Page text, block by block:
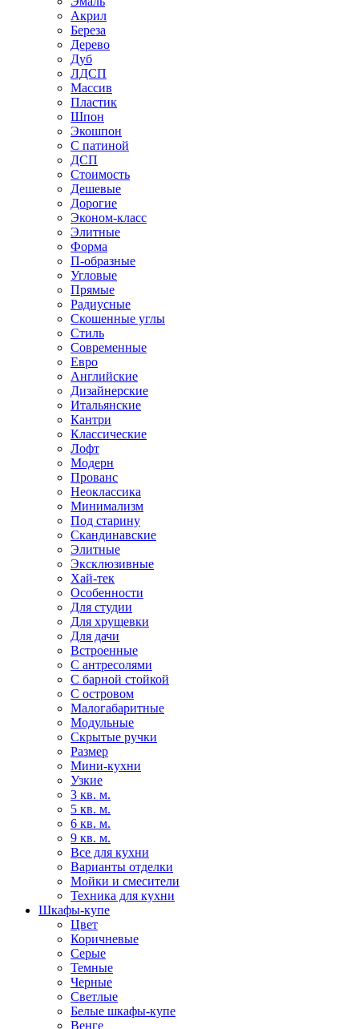
Акрил
Береза
Дерево
Дуб
ЛДСП
Массив
Пластик
Шпон
Экошпон
С патиной
ДСП
Стоимость
Дешевые
Дорогие
Эконом-класс
Элитные
Форма
П-образные
Угловые
Прямые
Радиусные
Скошенные углы
Стиль
Современные
Евро
Английские
Дизайнерские
Итальянские
Кантри
Классические
Лофт
Модерн
Прованс
Неоклассика
Минимализм
Под старину
Скандинавские
Элитные
Эксклюзивные
Хай-тек
Особенности
Для студии
Для хрущевки
Для дачи
Встроенные
С антресолями
С барной стойкой
С островом
Малогабаритные
Модульные
Скрытые ручки
Размер
Мини-кухни
Узкие
3 кв. м.
5 кв. м.
6 кв. м.
9 кв. м.
Все для кухни
Варианты отделки
Мойки и смесители
Техника для кухни
Шкафы-купе
Цвет
Коричневые
Серые
Темные
Черные
Светлые
Белые шкафы-купе
Венге